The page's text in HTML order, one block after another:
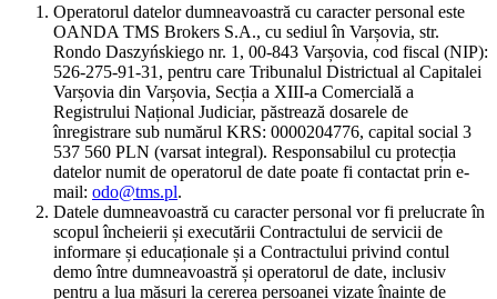
Operatorul datelor dumneavoastră cu caracter personal este
OANDA TMS Brokers S.A., cu sediul în Varșovia, str.
Rondo Daszyńskiego nr. 1, 00-843 Varșovia, cod fiscal (NIP):
526-275-91-31, pentru care Tribunalul Districtual al Capitalei
Varșovia din Varșovia, Secția a XIII-a Comercială a
Registrului Național Judiciar, păstrează dosarele de
înregistrare sub numărul KRS: 0000204776, capital social 3
537 560 PLN (varsat integral). Responsabilul cu protecția
datelor numit de operatorul de date poate fi contactat prin e-
mail: odo@tms.pl.
Datele dumneavoastră cu caracter personal vor fi prelucrate în
scopul încheierii și executării Contractului de servicii de
informare și educaționale și a Contractului privind contul
demo între dumneavoastră și operatorul de date, inclusiv
pentru a lua măsuri la cererea persoanei vizate înainte de